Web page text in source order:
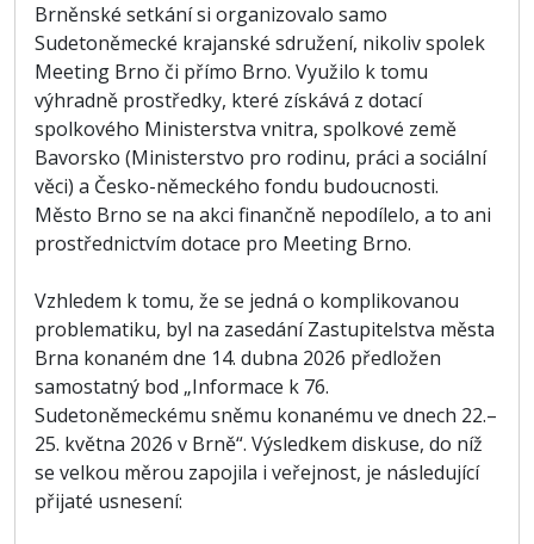
Brněnské setkání si organizovalo samo
Sudetoněmecké krajanské sdružení, nikoliv spolek
Meeting Brno či přímo Brno. Využilo k tomu
výhradně prostředky, které získává z dotací
spolkového Ministerstva vnitra, spolkové země
Bavorsko (Ministerstvo pro rodinu, práci a sociální
věci) a Česko-německého fondu budoucnosti.
Město Brno se na akci finančně nepodílelo, a to ani
prostřednictvím dotace pro Meeting Brno.
Vzhledem k tomu, že se jedná o komplikovanou
problematiku, byl na zasedání Zastupitelstva města
Brna konaném dne 14. dubna 2026 předložen
samostatný bod „Informace k 76.
Sudetoněmeckému sněmu konanému ve dnech 22.–
25. května 2026 v Brně“. Výsledkem diskuse, do níž
se velkou měrou zapojila i veřejnost, je následující
přijaté usnesení: